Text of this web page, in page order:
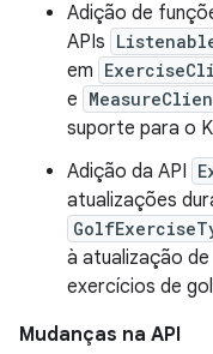
Adição de
APIs
em
e
suporte para o
Adição da API
atualizações
à atualização de
exercícios de
Mudanças na API